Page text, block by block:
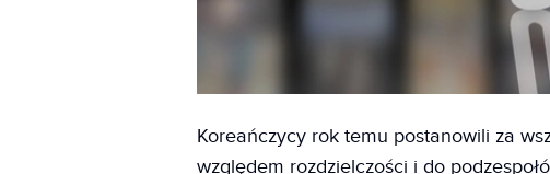
Koreańczycy rok temu postanowili za
względem rozdzielczości i do